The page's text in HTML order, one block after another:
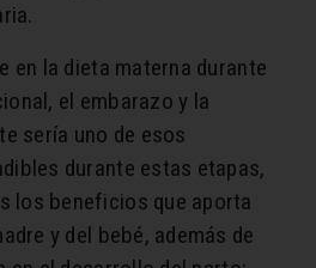
en la dieta materna durante
el embarazo y la
sería uno de esos
durante estas etapas,
los beneficios que aporta
y del bebé, además de